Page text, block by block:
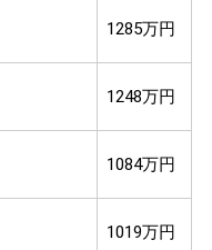
1285万円
1248万円
1084万円
1019万円